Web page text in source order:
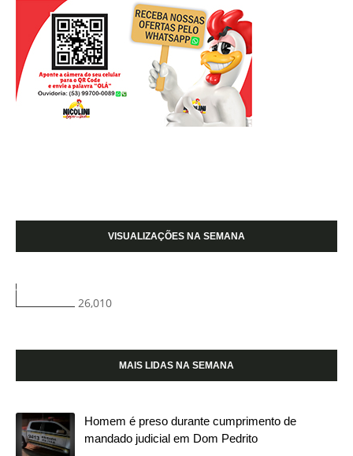
VISUALIZAÇÕES NA SEMANA
26,010
MAIS LIDAS NA SEMANA
Homem é preso durante cumprimento de
mandado judicial em Dom Pedrito